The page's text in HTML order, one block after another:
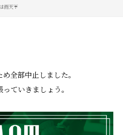
雨天☔️
全部中止しました。
ていきましょう。